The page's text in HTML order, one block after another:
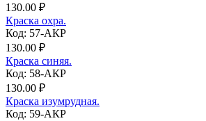
130.00 ₽
Краска охра.
Код: 57-АКР
130.00 ₽
Краска синяя.
Код: 58-АКР
130.00 ₽
Краска изумрудная.
Код: 59-АКР